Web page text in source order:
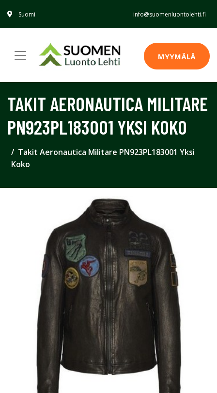
Suomi info@suomenluontolehti.fi
MYYMÄLÄ
TAKIT AERONAUTICA MILITARE
PN923PL183001 YKSI KOKO
Takit Aeronautica Militare PN923PL183001 Yksi
Koko